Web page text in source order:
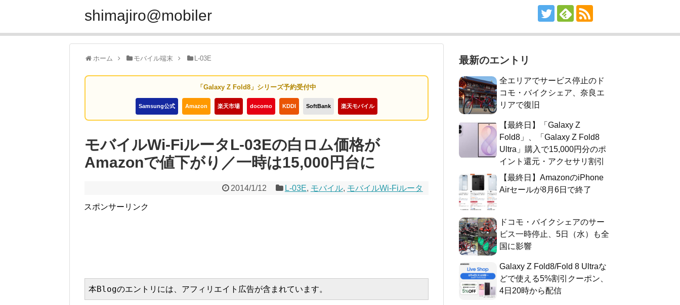
shimajiro@mobiler
ホーム モバイル端末 L-03E
「Galaxy Z Fold8」シリーズ予約受付中
Samsung公式 Amazon 楽天市場 docomo KDDI SoftBank 楽天モバイル
モバイルWi-FiルータL-03Eの白ロム価格が
Amazonで値下がり／一時は15,000円台に
2014/1/12 L-03E, モバイル, モバイルWi-Fiルータ
スポンサーリンク
本Blogのエントリには、アフィリエイト広告が含まれています。
最新のエントリ
全エリアでサービス停止のド
コモ・バイクシェア、奈良エ
リアで復旧
【最終日】「Galaxy Z
Fold8」、「Galaxy Z Fold8
Ultra」購入で15,000円分のポ
イント還元・アクセサリ割引
【最終日】AmazonのiPhone
Airセールが8月6日で終了
ドコモ・バイクシェアのサー
ビス一時停止、5日（水）も全
国に影響
Galaxy Z Fold8/Fold 8 Ultraな
どで使える5%割引クーポン、
4日20時から配信